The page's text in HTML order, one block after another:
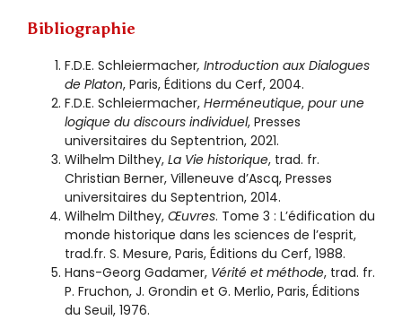
Bibliographie
F.D.E. Schleiermacher, Introduction aux Dialogues
de Platon, Paris, Éditions du Cerf, 2004.
F.D.E. Schleiermacher, Herméneutique, pour une
logique du discours individuel, Presses
universitaires du Septentrion, 2021.
Wilhelm Dilthey, La Vie historique, trad. fr.
Christian Berner, Villeneuve d’Ascq, Presses
universitaires du Septentrion, 2014.
Wilhelm Dilthey, Œuvres. Tome 3 : L’édification du
monde historique dans les sciences de l’esprit,
trad.fr. S. Mesure, Paris, Éditions du Cerf, 1988.
Hans-Georg Gadamer, Vérité et méthode, trad. fr.
P. Fruchon, J. Grondin et G. Merlio, Paris, Éditions
du Seuil, 1976.